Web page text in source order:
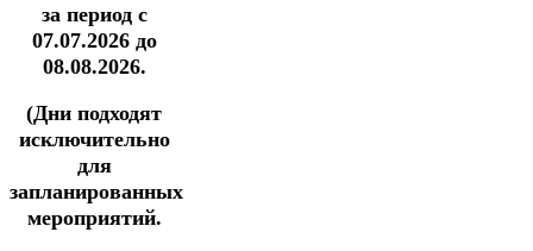
за период с
07.07.2026 до
08.08.2026.
(Дни подходят
исключительно
для
запланированных
мероприятий.